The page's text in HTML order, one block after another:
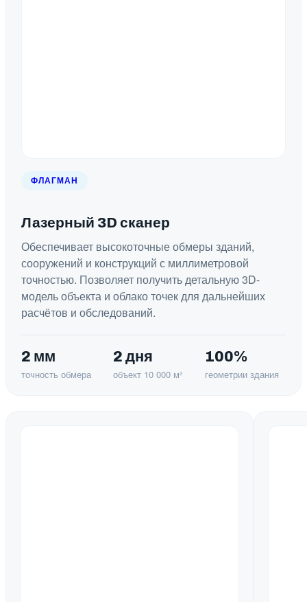
ФЛАГМАН
Лазерный 3D сканер
Обеспечивает высокоточные обмеры зданий,
сооружений и конструкций с миллиметровой
точностью. Позволяет получить детальную 3D-
модель объекта и облако точек для дальнейших
расчётов и обследований.
2 мм
точность обмера
2 дня
объект 10 000 м²
100%
геометрии здания